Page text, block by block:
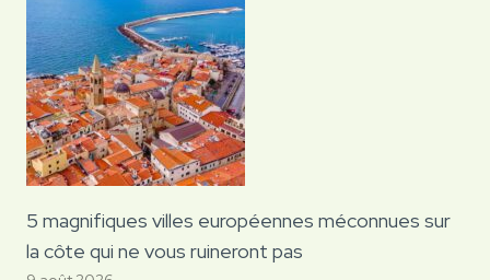
5 magnifiques villes européennes méconnues sur
la côte qui ne vous ruineront pas